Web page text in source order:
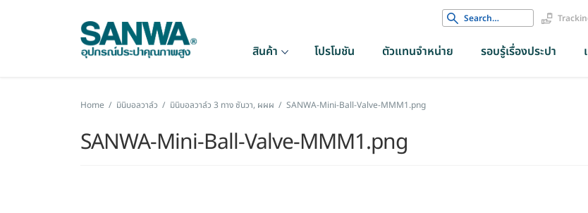
Search
for:
สินค้า โปรโมชัน ตัวแทนจำหน่าย รอบรู้เรื่องประปา
Home / มินิบอลวาล์ว / มินิบอลวาล์ว 3 ทาง ซันวา, ผผผ / SANWA-Mini-Ball-Valve-MMM1.png
SANWA-Mini-Ball-Valve-MMM1.png